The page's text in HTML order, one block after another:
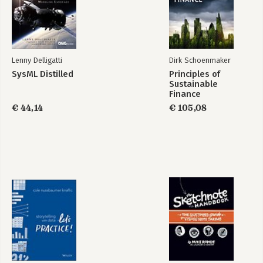
2.5 Kies een onderscheidende positie ten opzichte van de
concurrentie
2.6 Zet strategie om in actie
Deel 2 Sturen op circulaire ambities
3. Circulair sturingsmodel: sturing op een innovatief
3.2 Kies een passend perspectief
4.3 Zoek oplossingen in de afvalberg
4.4 Bespaar materialen
4.5 Aan de slag!
5. Product: sturing op productontwerp en productie
5.1 Modulair ontwerp: producten als legoblokjes
5.2 Verleng de levensduur
Lenny Delligatti
SysML Distilled
€ 44,14
Dirk Schoenmaker
Principles of
Sustainable
Finance
€ 105,08